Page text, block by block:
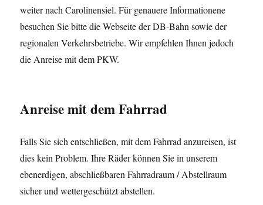
weiter nach Carolinensiel. Für genauere Informationene
besuchen Sie bitte die Webseite der DB-Bahn sowie der
regionalen Verkehrsbetriebe. Wir empfehlen Ihnen jedoch
die Anreise mit dem PKW.
Anreise mit dem Fahrrad
Falls Sie sich entschließen, mit dem Fahrrad anzureisen, ist
dies kein Problem. Ihre Räder können Sie in unserem
ebenerdigen, abschließbaren Fahrradraum / Abstellraum
sicher und wettergeschützt abstellen.